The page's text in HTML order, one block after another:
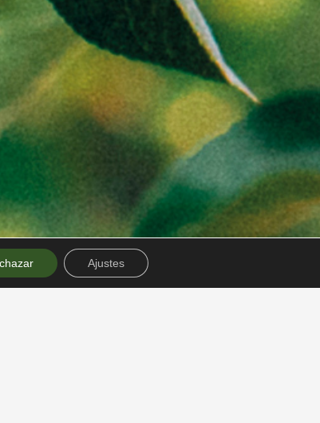
Ajustes